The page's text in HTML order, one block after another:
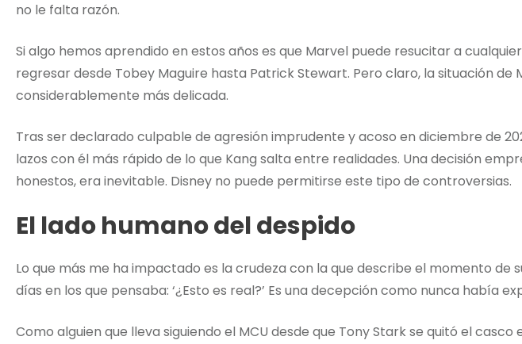
no le falta razón.
Si algo hemos aprendido en estos años es que Marvel puede resucitar a
regresar desde Tobey Maguire hasta Patrick Stewart. Pero claro, la situación de
considerablemente más delicada.
Tras ser declarado culpable de agresión imprudente y acoso en diciembre de
lazos con él más rápido de lo que Kang salta entre realidades. Una decisión
honestos, era inevitable. Disney no puede permitirse este tipo de controversias.
El lado humano del despido
Lo que más me ha impactado es la crudeza con la que describe el momento de
días en los que pensaba: ‘¿Esto es real?’ Es una decepción como nunca había
Como alguien que lleva siguiendo el MCU desde que Tony Stark se quitó el casco